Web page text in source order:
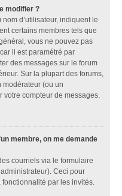
modifier ?
d’utilisateur, indiquent le
certains membres tels que
vous ne pouvez pas
il est paramétré par
des messages sur le forum
Sur la plupart des forums,
modérateur (ou un
votre compteur de messages.
membre, on me demande
courriels via le formulaire
Ceci pour
par les invités.